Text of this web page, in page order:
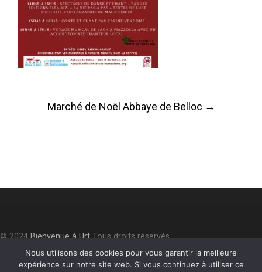
PostMarché de Noël Abbaye de Belloc →
© 2024Bienvenue à UrtTous droits réservés.
Accessibilité ⎮Plan du site⎮ Mentions légales ⎮Politique de
confidentialité
Nous utilisons des cookies pour vous garantir la meilleure
expérience sur notre site web. Si vous continuez à utiliser ce